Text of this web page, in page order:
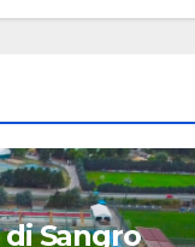
Sangro